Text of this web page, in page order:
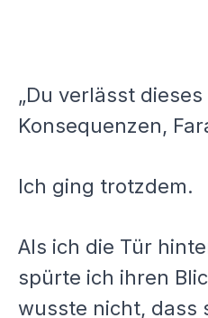
„Du verlässt
Konsequenzen,
Ich ging trotzdem.
Als ich die Tür
spürte ich ihren
wusste nicht, dass